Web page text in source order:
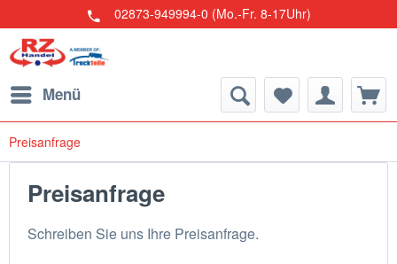
02873-949994-0 (Mo.-Fr. 8-17Uhr)
Menü
Preisanfrage
Preisanfrage
Schreiben Sie uns Ihre Preisanfrage.